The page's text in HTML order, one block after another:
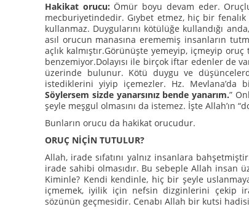
Hakikat orucu: Ömür boyu devam eder.
mecburiyetindedir. Gıybet etmez, hiç bir
kullanmaz. Duygularını kötülüğe kullandığı
asıl orucun manasına erememiş insanların
açlık kalmıştır.Görünüşte yemeyip, içmeyip
benzemiyor.Dolayısı ile birçok iftar edenler de
üzerinde bulunur. Kötü duygu ve
istediklerini yiyip içemezler. Hz. Mevlana’da
Söylersem sizde yanarsınız bende yanarım.”
şeyle meşgul olmasını da istemez. İşte Allah’ın
Bunların orucu da hakikat orucudur.
ORUÇ NİÇİN TUTULUR?
Allah, irade sıfatını yalnız insanlara
irade sahibi olmasıdır. Bu sebeple Allah insan
Kiminle? Kendi kendinle, hiç bir şeyle
içmemek, iyilik için nefsin dizginlerini çekip
sözünün geçmesidir. Cenabı Allah bir kutsi